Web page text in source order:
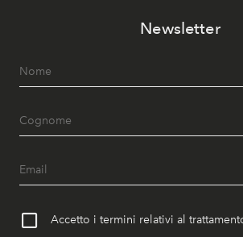
Newsletter
Accetto i termini relativi al